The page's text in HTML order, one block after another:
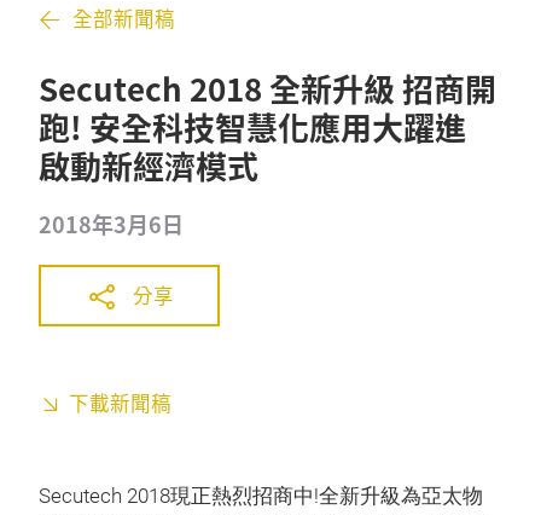
全部新聞稿
Secutech 2018 全新升級 招商開
跑! 安全科技智慧化應用大躍進
啟動新經濟模式
2018年3月6日
分享
下載新聞稿
Secutech 2018現正熱烈招商中!全新升級為亞太物